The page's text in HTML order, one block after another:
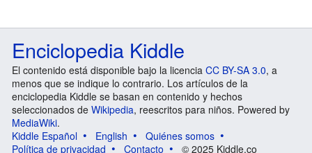
Enciclopedia Kiddle
El contenido está disponible bajo la licencia CC BY-SA 3.0, a
menos que se indique lo contrario. Los artículos de la
enciclopedia Kiddle se basan en contenido y hechos
seleccionados de Wikipedia, reescritos para niños. Powered by
MediaWiki.
Kiddle Español
English
Quiénes somos
Política de privacidad
Contacto © 2025 Kiddle.co